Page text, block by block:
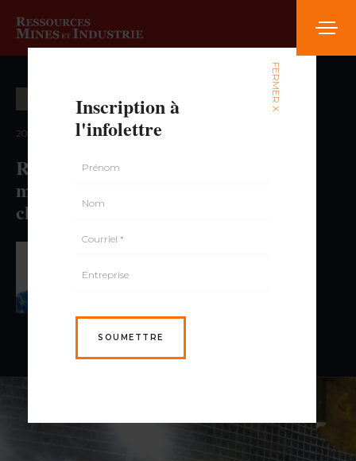
2020 — volume 6, numéro 5
Réutilisation des stériles et rejets
miniers pour le remblayage des
chantiers souterrains
PAR JEAN-FRANÇOIS DORION,
FERMER X
Inscription à
l'infolettre
SOUMETTRE